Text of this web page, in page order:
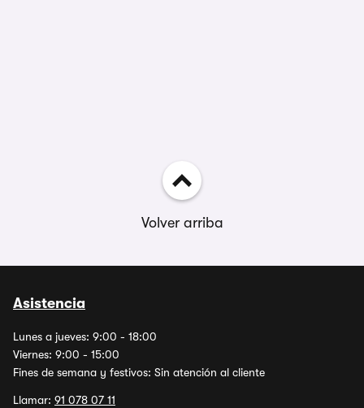
Volver arriba
Asistencia
Lunes a jueves: 9:00 - 18:00
Viernes: 9:00 - 15:00
Fines de semana y festivos: Sin atención al cliente
Llamar: 91 078 07 11